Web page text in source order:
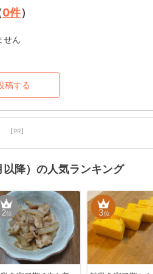
0件）
せん
稿する
【PR】
降）の人気ランキング
2位 3位